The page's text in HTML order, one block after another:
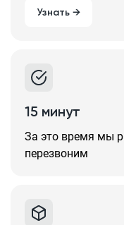
Узнать →
15 минут
За это время мы
перезвоним